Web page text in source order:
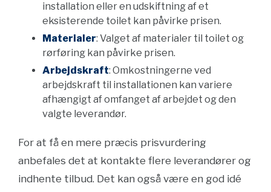
installation eller en udskiftning af et
eksisterende toilet kan påvirke prisen.
Materialer: Valget af materialer til toilet og
rørføring kan påvirke prisen.
Arbejdskraft: Omkostningerne ved
arbejdskraft til installationen kan variere
afhængigt af omfanget af arbejdet og den
valgte leverandør.
For at få en mere præcis prisvurdering
anbefales det at kontakte flere leverandører og
indhente tilbud. Det kan også være en god idé